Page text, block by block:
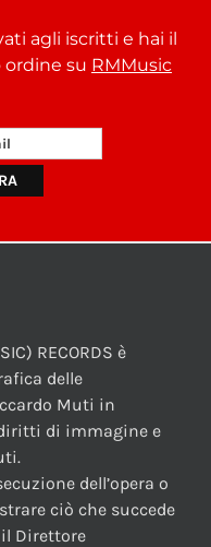
agli iscritti e hai il
ordine su RMMusic
RECORDS è
delle
Muti in
di immagine e
dell’opera o
ciò che succede
Direttore